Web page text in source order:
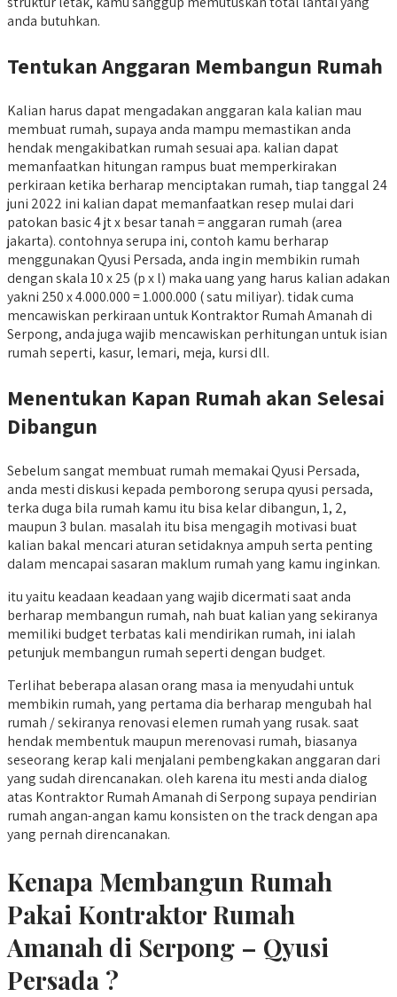
anda butuhkan.
Tentukan Anggaran Membangun Rumah
Kalian harus dapat mengadakan anggaran kala kalian mau
membuat rumah, supaya anda mampu memastikan anda
hendak mengakibatkan rumah sesuai apa. kalian dapat
memanfaatkan hitungan rampus buat memperkirakan
perkiraan ketika berharap menciptakan rumah, tiap tanggal 24
juni 2022 ini kalian dapat memanfaatkan resep mulai dari
patokan basic 4 jt x besar tanah = anggaran rumah (area
jakarta). contohnya serupa ini, contoh kamu berharap
menggunakan Qyusi Persada, anda ingin membikin rumah
dengan skala 10 x 25 (p x l) maka uang yang harus kalian adakan
yakni 250 x 4.000.000 = 1.000.000 ( satu miliyar). tidak cuma
mencawiskan perkiraan untuk Kontraktor Rumah Amanah di
Serpong, anda juga wajib mencawiskan perhitungan untuk isian
rumah seperti, kasur, lemari, meja, kursi dll.
Menentukan Kapan Rumah akan Selesai
Dibangun
Sebelum sangat membuat rumah memakai Qyusi Persada,
anda mesti diskusi kepada pemborong serupa qyusi persada,
terka duga bila rumah kamu itu bisa kelar dibangun, 1, 2,
maupun 3 bulan. masalah itu bisa mengagih motivasi buat
kalian bakal mencari aturan setidaknya ampuh serta penting
dalam mencapai sasaran maklum rumah yang kamu inginkan.
itu yaitu keadaan keadaan yang wajib dicermati saat anda
berharap membangun rumah, nah buat kalian yang sekiranya
memiliki budget terbatas kali mendirikan rumah, ini ialah
petunjuk membangun rumah seperti dengan budget.
Terlihat beberapa alasan orang masa ia menyudahi untuk
membikin rumah, yang pertama dia berharap mengubah hal
rumah / sekiranya renovasi elemen rumah yang rusak. saat
hendak membentuk maupun merenovasi rumah, biasanya
seseorang kerap kali menjalani pembengkakan anggaran dari
yang sudah direncanakan. oleh karena itu mesti anda dialog
atas Kontraktor Rumah Amanah di Serpong supaya pendirian
rumah angan-angan kamu konsisten on the track dengan apa
yang pernah direncanakan.
Kenapa Membangun Rumah
Pakai Kontraktor Rumah
Amanah di Serpong – Qyusi
Persada ?